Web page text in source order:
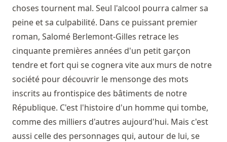
choses tournent mal. Seul l'alcool pourra calmer sa
peine et sa culpabilité. Dans ce puissant premier
roman, Salomé Berlemont-Gilles retrace les
cinquante premières années d'un petit garçon
tendre et fort qui se cognera vite aux murs de notre
société pour découvrir le mensonge des mots
inscrits au frontispice des bâtiments de notre
République. C'est l'histoire d'un homme qui tombe,
comme des milliers d'autres aujourd'hui. Mais c'est
aussi celle des personnages qui, autour de lui, se